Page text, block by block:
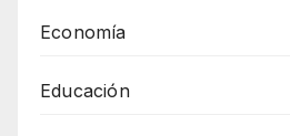
Economía
Educación